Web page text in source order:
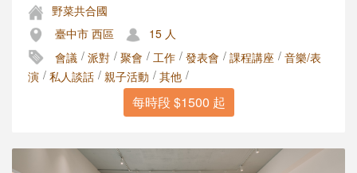
野菜共合國
臺中市 西區
15 人
會議 / 派對 / 聚會 / 工作 / 發表會 / 課程講座 / 音樂/表
演 / 私人談話 / 親子活動 / 其他 /
每時段 $1500 起